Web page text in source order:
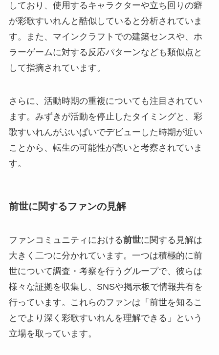
しており、使用するキャラクターや立ち回りの癖
が彩歌すいれんと酷似していると分析されていま
す。また、マインクラフトでの建築センスや、ホ
ラーゲームに対する反応パターンなども類似点と
して指摘されています。
さらに、活動時期の重複についても注目されてい
ます。みずきが活動を停止したタイミングと、彩
歌すいれんがぶいぱいでデビューした時期が近い
ことから、転生の可能性が高いと考察されていま
す。
前世に関するファンの見解
ファンコミュニティにおける前世に関する見解は
大きく二つに分かれています。一つは積極的に前
世について調査・考察を行うグループで、彼らは
様々な証拠を収集し、SNSや掲示板で情報共有を
行っています。これらのファンは「前世を知るこ
とでより深く彩歌すいれんを理解できる」という
立場を取っています。